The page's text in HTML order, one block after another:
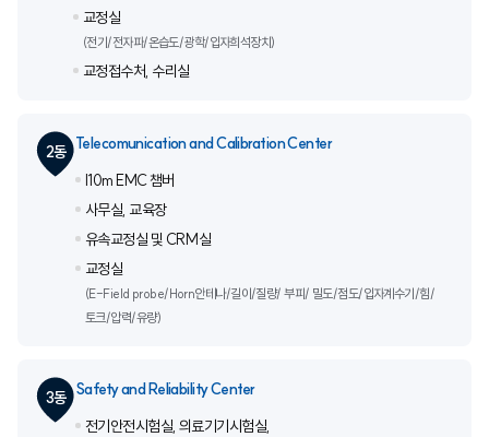
교정실
(전기/전자파/온습도/광학/입자희석장치)
교정접수처, 수리실
2동 Telecomunication and Calibration Center
l10m EMC 챔버
사무실, 교육장
유속교정실 및 CRM실
교정실
(E-Field probe/Horn안테나/길이/질량/ 부피/ 밀도/점도/입자계수기/힘/
토크/압력/유량)
3동 Safety and Reliability Center
전기안전시험실, 의료기기시험실,